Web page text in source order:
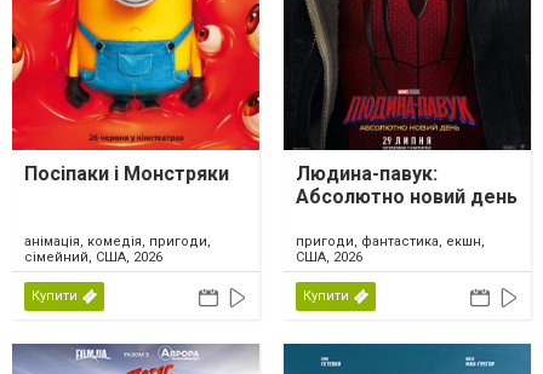
Посіпаки і Монстряки
анімація, комедія, пригоди,
сімейний, США, 2026
Купити
Людина-павук:
Абсолютно новий день
пригоди, фантастика, екшн,
США, 2026
Купити